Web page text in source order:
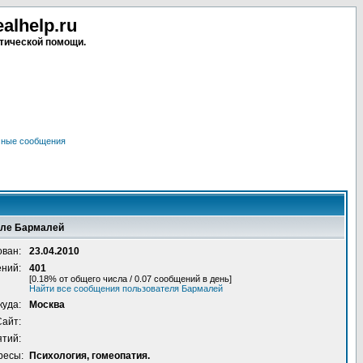
помощи.
сообщения
Бармалей
23.04.2010
401
[0.18% от общего числа / 0.07 сообщений в день]
Найти все сообщения пользователя Бармалей
Москва
Психология, гомеопатия.